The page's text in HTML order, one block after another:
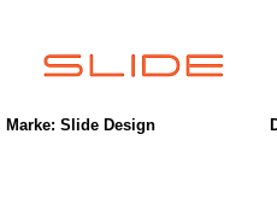
Marke: Slide Design